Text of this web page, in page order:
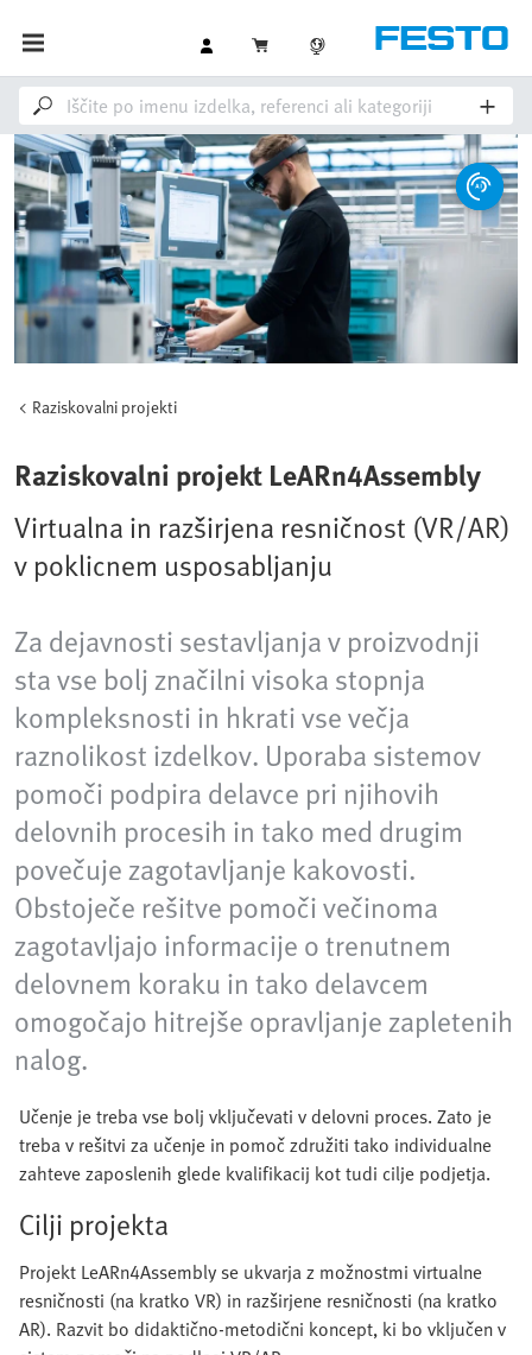
Raziskovalni projekti
Raziskovalni projekt LeARn4Assembly
Virtualna in razširjena resničnost (VR/AR)
v poklicnem usposabljanju
Za dejavnosti sestavljanja v proizvodnji
sta vse bolj značilni visoka stopnja
kompleksnosti in hkrati vse večja
raznolikost izdelkov. Uporaba sistemov
pomoči podpira delavce pri njihovih
delovnih procesih in tako med drugim
povečuje zagotavljanje kakovosti.
Obstoječe rešitve pomoči večinoma
zagotavljajo informacije o trenutnem
delovnem koraku in tako delavcem
omogočajo hitrejše opravljanje zapletenih
nalog.
Učenje je treba vse bolj vključevati v delovni proces. Zato je
treba v rešitvi za učenje in pomoč združiti tako individualne
zahteve zaposlenih glede kvalifikacij kot tudi cilje podjetja.
Cilji projekta
Projekt LeARn4Assembly se ukvarja z možnostmi virtualne
resničnosti (na kratko VR) in razširjene resničnosti (na kratko
AR). Razvit bo didaktično-metodični koncept, ki bo vključen v